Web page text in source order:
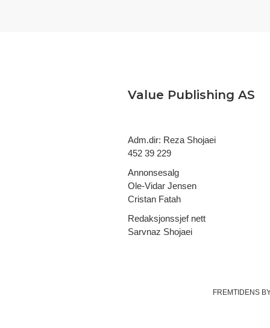
Value Publishing AS
Adm.dir: Reza Shojaei
452 39 229
Annonsesalg
Ole-Vidar Jensen
Cristan Fatah
Redaksjonssjef nett
Sarvnaz Shojaei
FREMTIDENS